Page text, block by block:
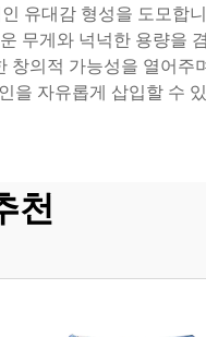
유대감 형성을 도모합
무게와 넉넉한 용량을
의적 가능성을 열어주
을 자유롭게 삽입할 수
천